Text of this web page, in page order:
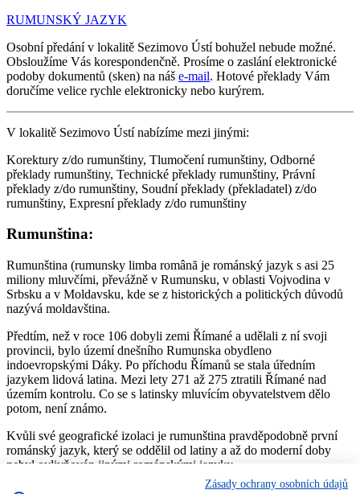
RUMUNSKÝ JAZYK
Osobní předání v lokalitě Sezimovo Ústí bohužel nebude možné.
Obsloužíme Vás korespondenčně. Prosíme o zaslání elektronické
podoby dokumentů (sken) na náš e-mail. Hotové překlady Vám
doručíme velice rychle elektronicky nebo kurýrem.
V lokalitě Sezimovo Ústí nabízíme mezi jinými:
Korektury z/do rumunštiny, Tlumočení rumunštiny, Odborné
překlady rumunštiny, Technické překlady rumunštiny, Právní
překlady z/do rumunštiny, Soudní překlady (překladatel) z/do
rumunštiny, Expresní překlady z/do rumunštiny
Rumunština:
Rumunština (rumunsky limba română je románský jazyk s asi 25
miliony mluvčími, převážně v Rumunsku, v oblasti Vojvodina v
Srbsku a v Moldavsku, kde se z historických a politických důvodů
nazývá moldavština.
Předtím, než v roce 106 dobyli zemi Římané a udělali z ní svoji
provincii, bylo území dnešního Rumunska obydleno
indoevropskými Dáky. Po příchodu Římanů se stala úředním
jazykem lidová latina. Mezi lety 271 až 275 ztratili Římané nad
územím kontrolu. Co se s latinsky mluvícím obyvatelstvem dělo
potom, není známo.
Kvůli své geografické izolaci je rumunština pravděpodobně první
románský jazyk, který se oddělil od latiny a až do moderní doby
nebyl ovlivňován jinými románskými jazyky.
Zásady ochrany osobních údajů